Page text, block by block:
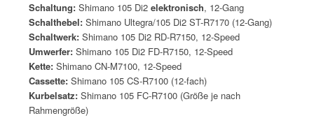
Schaltung:Shimano 105 Di2 elektronisch, 12-Gang
Schalthebel:Shimano Ultegra/105 Di2 ST-R7170 (12-Gang)
Schaltwerk:Shimano 105 Di2 RD-R7150, 12-Speed
Umwerfer:Shimano 105 Di2 FD-R7150, 12-Speed
Kette:Shimano CN-M7100, 12-Speed
Cassette:Shimano 105 CS-R7100 (12-fach)
Kurbelsatz:Shimano 105 FC-R7100 (Größe je nach
Rahmengröße)